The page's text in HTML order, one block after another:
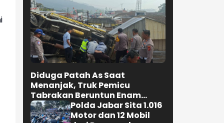
JALAN